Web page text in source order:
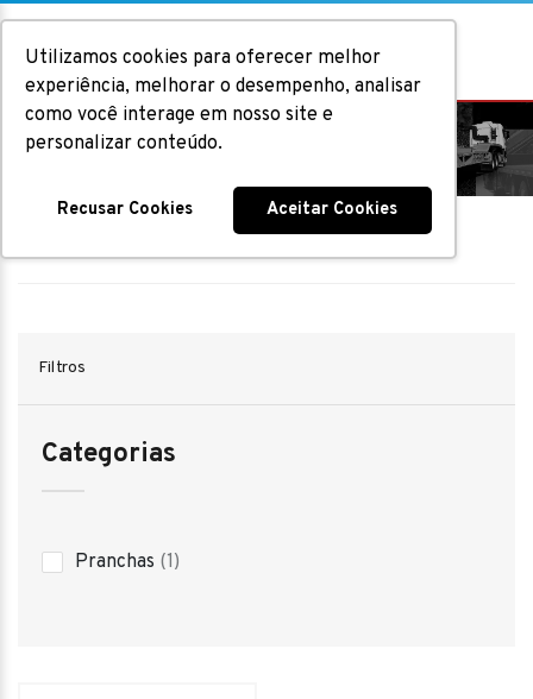
Utilizamos cookies para oferecer melhor
experiência, melhorar o desempenho, analisar
como você interage em nosso site e
personalizar conteúdo.
Recusar Cookies Aceitar Cookies
Implementos Rodoviários
Filtros
Categorias
Pranchas 11